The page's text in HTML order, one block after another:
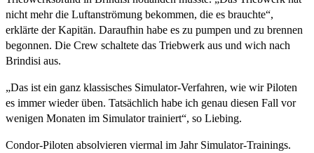
nicht mehr die Luftanströmung bekommen, die es brauchte“,
erklärte der Kapitän. Daraufhin habe es zu pumpen und zu brennen
begonnen. Die Crew schaltete das Triebwerk aus und wich nach
Brindisi aus.
„Das ist ein ganz klassisches Simulator-Verfahren, wie wir Piloten
es immer wieder üben. Tatsächlich habe ich genau diesen Fall vor
wenigen Monaten im Simulator trainiert“, so Liebing.
Condor-Piloten absolvieren viermal im Jahr Simulator-Trainings.